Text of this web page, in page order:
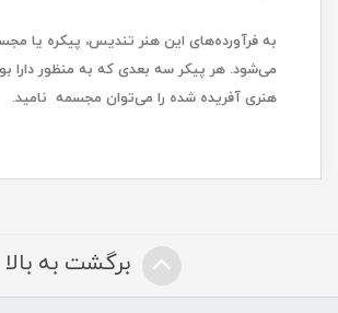
به فرآورده‌های این هنر تندیس، پیکره یا
می‌شود. هر پیکر سه بعدی که به منظور دارا
هنری آفریده شده را می‌توان مجسمه نامید.
برگشت به بالا